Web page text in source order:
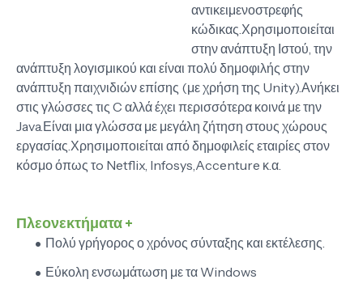
αντικειμενοστρεφής
κώδικας.Χρησιμοποιείται
στην ανάπτυξη Ιστού, την
ανάπτυξη λογισμικού και είναι πολύ δημοφιλής στην
ανάπτυξη παιχνιδιών επίσης (με χρήση της Unity).Ανήκει
στις γλώσσες τις C αλλά έχει περισσότερα κοινά με την
Java.Είναι μια γλώσσα με μεγάλη ζήτηση στους χώρους
εργασίας.Χρησιμοποιείται από δημοφιλείς εταιρίες στον
κόσμο όπως τo Netflix, Infosys,Accenture κ.α.
Πλεονεκτήματα +
Πολύ γρήγορος ο χρόνος σύνταξης και εκτέλεσης.
Εύκολη ενσωμάτωση με τα Windows